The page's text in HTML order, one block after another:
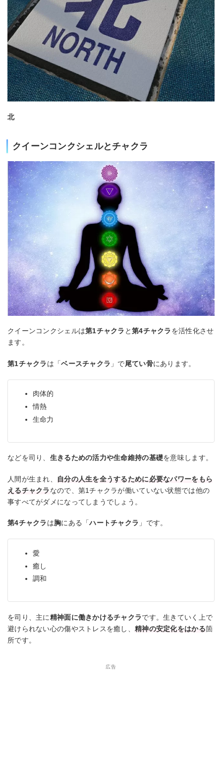
北
クイーンコンクシェルとチャクラ
クイーンコンクシェルは第1チャクラ と第4チャクラ を活性化させ
ます。
第1チャクラ は「ベースチャクラ 」で尾てい骨にあります。
肉体的
情熱
生命力
などを司り、 生きるための活力や生命維持の基礎を意味します。
人間が生まれ、 自分の人生を全うするために必要なパワーをもら
えるチャクラ なので、第1チャクラが働いていない状態では他の
事すべてがダメになってしまうでしょう。
第4チャクラ は胸にある「ハートチャクラ 」です。
愛
癒し
調和
を司り、主に精神面に働きかけるチャクラです。生きていく上で
避けられない心の傷やストレスを癒し、精神の安定化をはかる箇
所です。
広告